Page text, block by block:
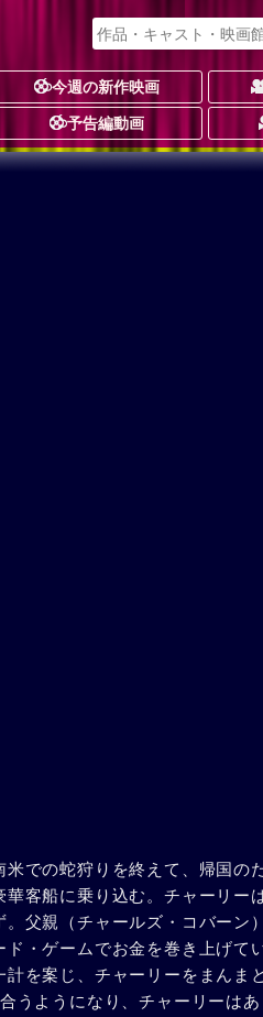
今週の新作映画
予告編動画
での蛇狩りを終えて、帰国の
客船に乗り込む。チャーリー
父親（チャールズ・コバーン）
・ゲームでお金を巻き上げて
を案じ、チャーリーをまんまと
うようになり、チャーリーはあ